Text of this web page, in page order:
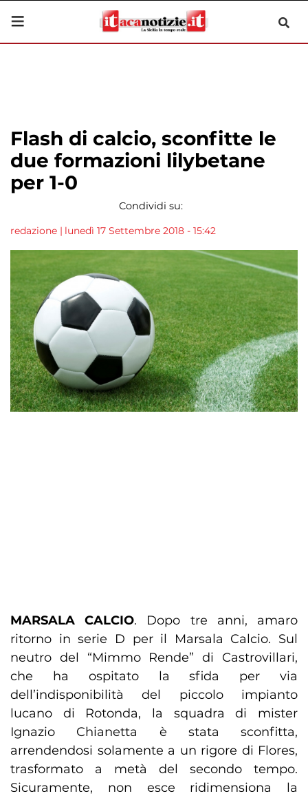
Flash di calcio, sconfitte le
due formazioni lilybetane
per 1-0
Condividi su:
redazione | lunedì 17 Settembre 2018 - 15:42
MARSALA CALCIO. Dopo tre anni, amaro
ritorno in serie D per il Marsala Calcio. Sul
neutro del “Mimmo Rende” di Castrovillari,
che ha ospitato la sfida per via
dell’indisponibilità del piccolo impianto
lucano di Rotonda, la squadra di mister
Ignazio Chianetta è stata sconfitta,
arrendendosi solamente a un rigore di Flores,
trasformato a metà del secondo tempo.
Sicuramente, non esce ridimensiona la